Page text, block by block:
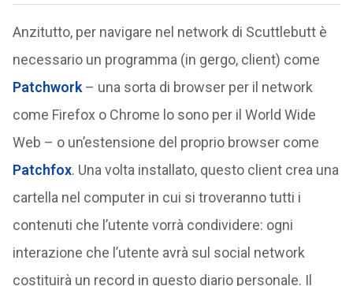
Anzitutto, per navigare nel network di Scuttlebutt è
necessario un programma (in gergo, client) come
Patchwork– una sorta di browser per il network
come Firefox o Chrome lo sono per il World Wide
Web – o un’estensione del proprio browser come
Patchfox. Una volta installato, questo client crea una
cartella nel computer in cui si troveranno tutti i
contenuti che l’utente vorrà condividere: ogni
interazione che l’utente avrà sul social network
costituirà un record in questo diario personale. Il